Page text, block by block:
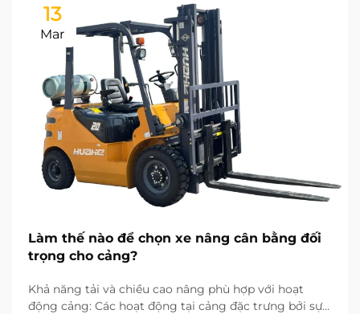
13
Mar
Làm thế nào để chọn xe nâng cân bằng đối
trọng cho cảng?
Khả năng tải và chiều cao nâng phù hợp với hoạt
động cảng: Các hoạt động tại cảng đặc trưng bởi sự